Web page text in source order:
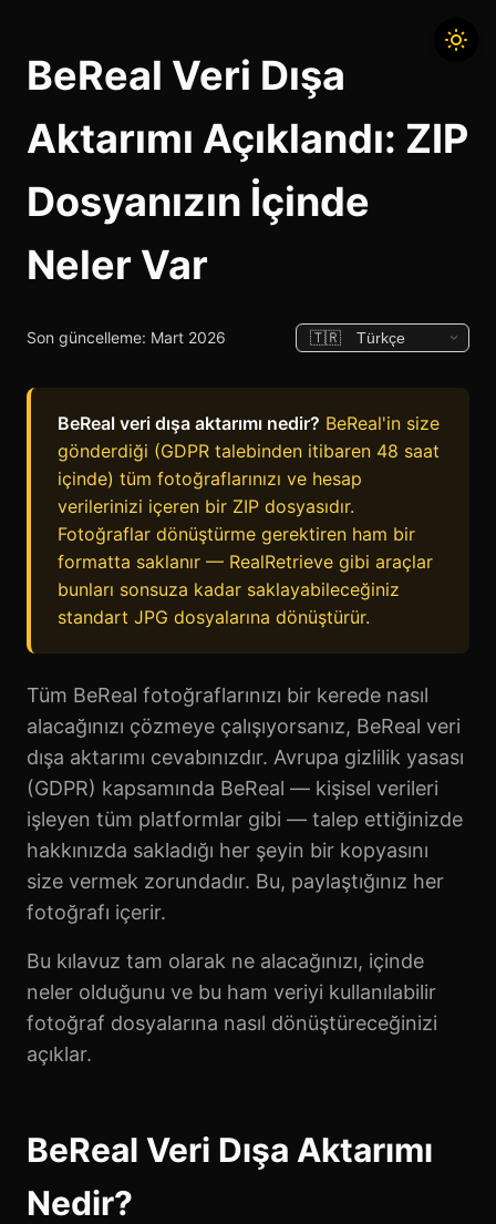
BeReal Veri Dışa
Aktarımı Açıklandı: ZIP
Dosyanızın İçinde
Neler Var
Son güncelleme: Mart 2026
BeReal veri dışa aktarımı nedir? BeReal'in size
gönderdiği (GDPR talebinden itibaren 48 saat
içinde) tüm fotoğraflarınızı ve hesap
verilerinizi içeren bir ZIP dosyasıdır.
Fotoğraflar dönüştürme gerektiren ham bir
formatta saklanır — RealRetrieve gibi araçlar
bunları sonsuza kadar saklayabileceğiniz
standart JPG dosyalarına dönüştürür.
Tüm BeReal fotoğraflarınızı bir kerede nasıl
alacağınızı çözmeye çalışıyorsanız, BeReal veri
dışa aktarımı cevabınızdır. Avrupa gizlilik yasası
(GDPR) kapsamında BeReal — kişisel verileri
işleyen tüm platformlar gibi — talep ettiğinizde
hakkınızda sakladığı her şeyin bir kopyasını
size vermek zorundadır. Bu, paylaştığınız her
fotoğrafı içerir.
Bu kılavuz tam olarak ne alacağınızı, içinde
neler olduğunu ve bu ham veriyi kullanılabilir
fotoğraf dosyalarına nasıl dönüştüreceğinizi
açıklar.
BeReal Veri Dışa Aktarımı
Nedir?